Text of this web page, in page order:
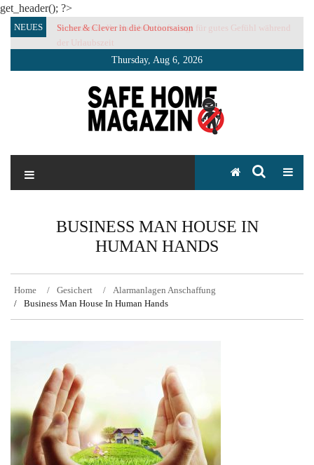
get_header(); ?>
SkipNEUES Sicher & Clever in die Outoorsaison
Vertrauensvolle Nachbarschaft sorgt für gutes Gefühl während
der Urlaubszeit
Thursday, Aug 6, 2026
SAFE HOME Magazin
BUSINESS MAN HOUSE IN
HUMAN HANDS
Home Gesichert
Alarmanlagen Anschaffung
Business Man House In Human Hands